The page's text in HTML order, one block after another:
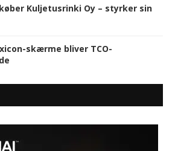
Kuljetusrinki Oy – styrker sin
skærme bliver TCO-